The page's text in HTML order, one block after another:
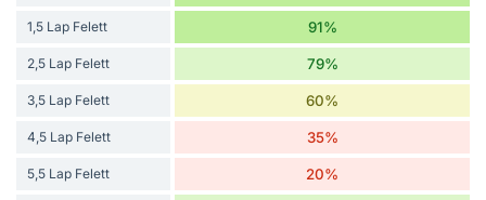
1,5 Lap Felett 91%
2,5 Lap Felett 79%
3,5 Lap Felett 60%
4,5 Lap Felett 35%
5,5 Lap Felett 20%